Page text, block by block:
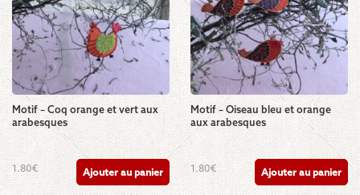
Motif – Coq orange et vert aux
arabesques
1.80€ Ajouter au panier
Motif – Oiseau bleu et orange
aux arabesques
1.80€ Ajouter au panier